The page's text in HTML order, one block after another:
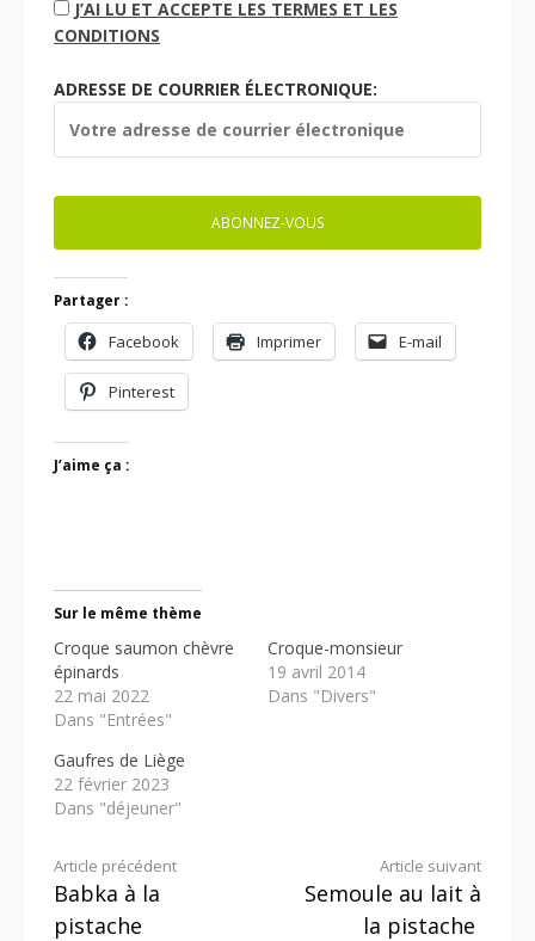
J’AI LU ET ACCEPTE LES TERMES ET LES
CONDITIONS
ADRESSE DE COURRIER ÉLECTRONIQUE:
Partager :
Facebook Imprimer E-mail
Pinterest
J’aime ça :
Sur le même thème
Croque saumon chèvre
épinards
22 mai 2022
Dans "Entrées"
Croque-monsieur
19 avril 2014
Dans "Divers"
Gaufres de Liège
22 février 2023
Dans "déjeuner"
Lire
la
Article précédent
Babka à la
pistache
Article suivant
Semoule au lait à
la pistache